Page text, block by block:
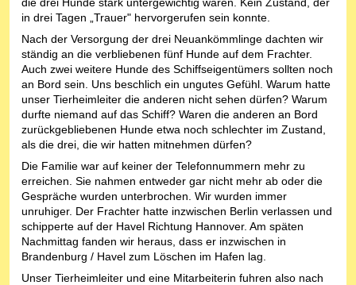
in drei Tagen „Trauer" hervorgerufen sein konnte.
Nach der Versorgung der drei Neuankömmlinge dachten wir
ständig an die verbliebenen fünf Hunde auf dem Frachter.
Auch zwei weitere Hunde des Schiffseigentümers sollten noch
an Bord sein. Uns beschlich ein ungutes Gefühl. Warum hatte
unser Tierheimleiter die anderen nicht sehen dürfen? Warum
durfte niemand auf das Schiff? Waren die anderen an Bord
zurückgebliebenen Hunde etwa noch schlechter im Zustand,
als die drei, die wir hatten mitnehmen dürfen?
Die Familie war auf keiner der Telefonnummern mehr zu
erreichen. Sie nahmen entweder gar nicht mehr ab oder die
Gespräche wurden unterbrochen. Wir wurden immer
unruhiger. Der Frachter hatte inzwischen Berlin verlassen und
schipperte auf der Havel Richtung Hannover. Am späten
Nachmittag fanden wir heraus, dass er inzwischen in
Brandenburg / Havel zum Löschen im Hafen lag.
Unser Tierheimleiter und eine Mitarbeiterin fuhren also nach